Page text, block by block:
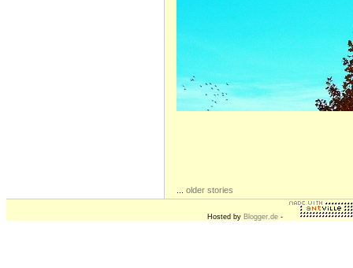
... older stories
Hosted by Blogger.de-